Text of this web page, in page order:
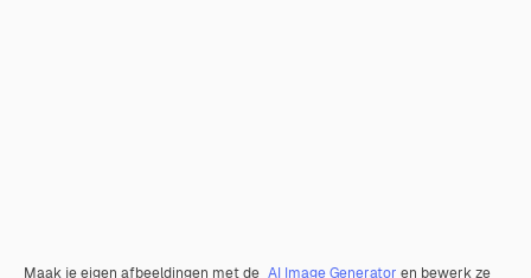
Maak je eigen afbeeldingen met de AI Image Generator en bewerk ze